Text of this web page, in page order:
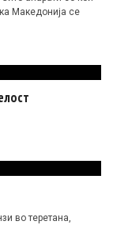
Македонија се
во теретана,